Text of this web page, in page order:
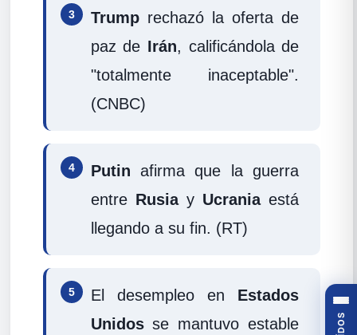
3 Trumprechazó la oferta de
paz de Irán, calificándola de
"totalmente inaceptable".
(CNBC)
4 Putin afirma que la guerra
entre Rusiay Ucraniaestá
llegando a su fin. (RT)
5 El desempleo en Estados
Unidosse mantuvo estable